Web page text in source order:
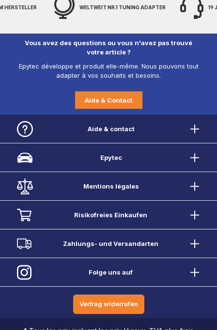
HERSTELLER WELTWEIT NR.1 TUNING ADAPTER 19
Vous avez des questions ou vous n'avez pas trouvé
votre article ?
Epytec développe et produit elle-même. Nous pouvons tout
adapter à vos souhaits et besoins.
Aide & Contact
Aide & contact
Epytec
Mentions légales
Risikofreies Einkaufen
Zahlungs- und Versandarten
Folge uns auf
Vertrag widerrufen